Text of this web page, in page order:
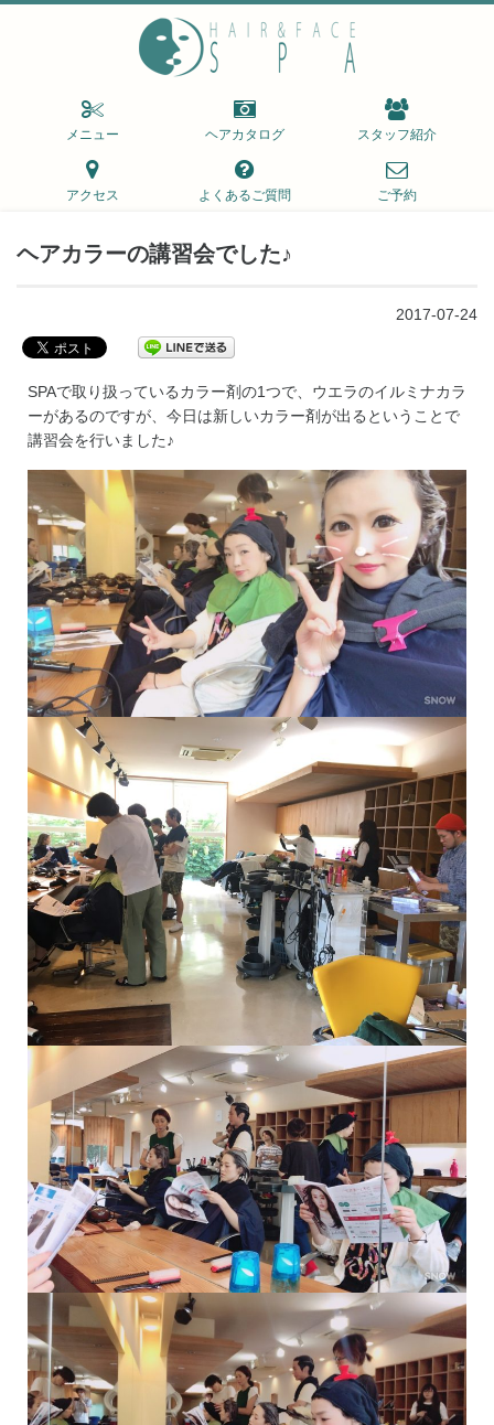
メニュー ヘアカタログ スタッフ紹介
アクセス よくあるご質問 ご予約
ヘアカラーの講習会でした♪
2017-07-24
SPAで取り扱っているカラー剤の1つで、ウエラのイルミナカラ
ーがあるのですが、今日は新しいカラー剤が出るということで
講習会を行いました♪